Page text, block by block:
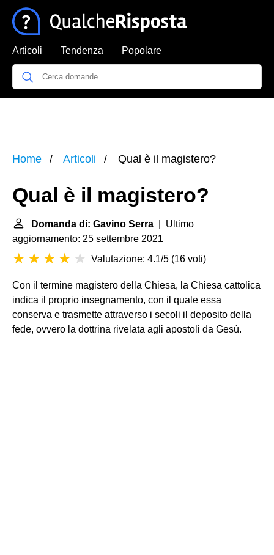
Articoli Tendenza Popolare
Home Articoli Qual è il magistero?
Qual è il magistero?
Domanda di: Gavino Serra | Ultimo
aggiornamento: 25 settembre 2021
Valutazione: 4.1/5 (16 voti)
Con il termine magistero della Chiesa, la Chiesa cattolica
indica il proprio insegnamento, con il quale essa
conserva e trasmette attraverso i secoli il deposito della
fede, ovvero la dottrina rivelata agli apostoli da Gesù.